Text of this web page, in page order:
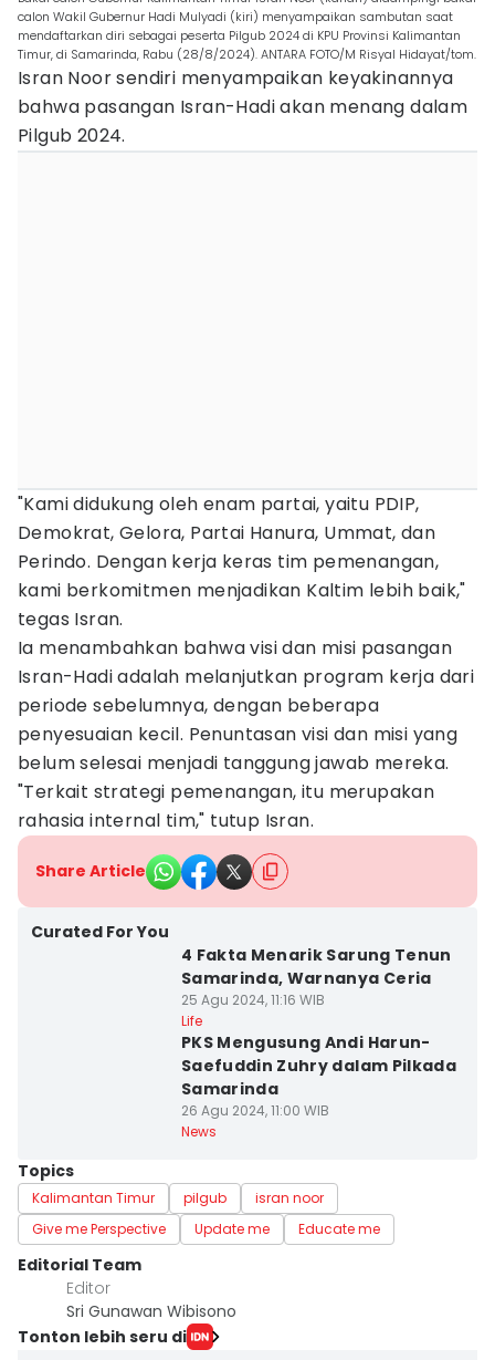
calon Wakil Gubernur Hadi Mulyadi (kiri) menyampaikan sambutan saat
mendaftarkan diri sebagai peserta Pilgub 2024 di KPU Provinsi Kalimantan
Timur, di Samarinda, Rabu (28/8/2024). ANTARA FOTO/M Risyal Hidayat/tom.
Isran Noor sendiri menyampaikan keyakinannya
bahwa pasangan Isran-Hadi akan menang dalam
Pilgub 2024.
"Kami didukung oleh enam partai, yaitu PDIP,
Demokrat, Gelora, Partai Hanura, Ummat, dan
Perindo. Dengan kerja keras tim pemenangan,
kami berkomitmen menjadikan Kaltim lebih baik,"
tegas Isran.
Ia menambahkan bahwa visi dan misi pasangan
Isran-Hadi adalah melanjutkan program kerja dari
periode sebelumnya, dengan beberapa
penyesuaian kecil. Penuntasan visi dan misi yang
belum selesai menjadi tanggung jawab mereka.
"Terkait strategi pemenangan, itu merupakan
rahasia internal tim," tutup Isran.
Share Article
Curated For You
4 Fakta Menarik Sarung Tenun
Samarinda, Warnanya Ceria
25 Agu 2024, 11:16 WIB
Life
PKS Mengusung Andi Harun-
Saefuddin Zuhry dalam Pilkada
Samarinda
26 Agu 2024, 11:00 WIB
News
Topics
Kalimantan Timur pilgub
isran noor
Give me Perspective
Update me Educate me
Editorial Team
Editor
Sri Gunawan Wibisono
Tonton lebih seru di